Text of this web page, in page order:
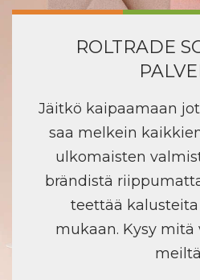
ROLTRADE
Jäitkö kaipaamaan
saa melkein
ulkomaisten
brändistä
teettää
mukaan. Kysy mitä